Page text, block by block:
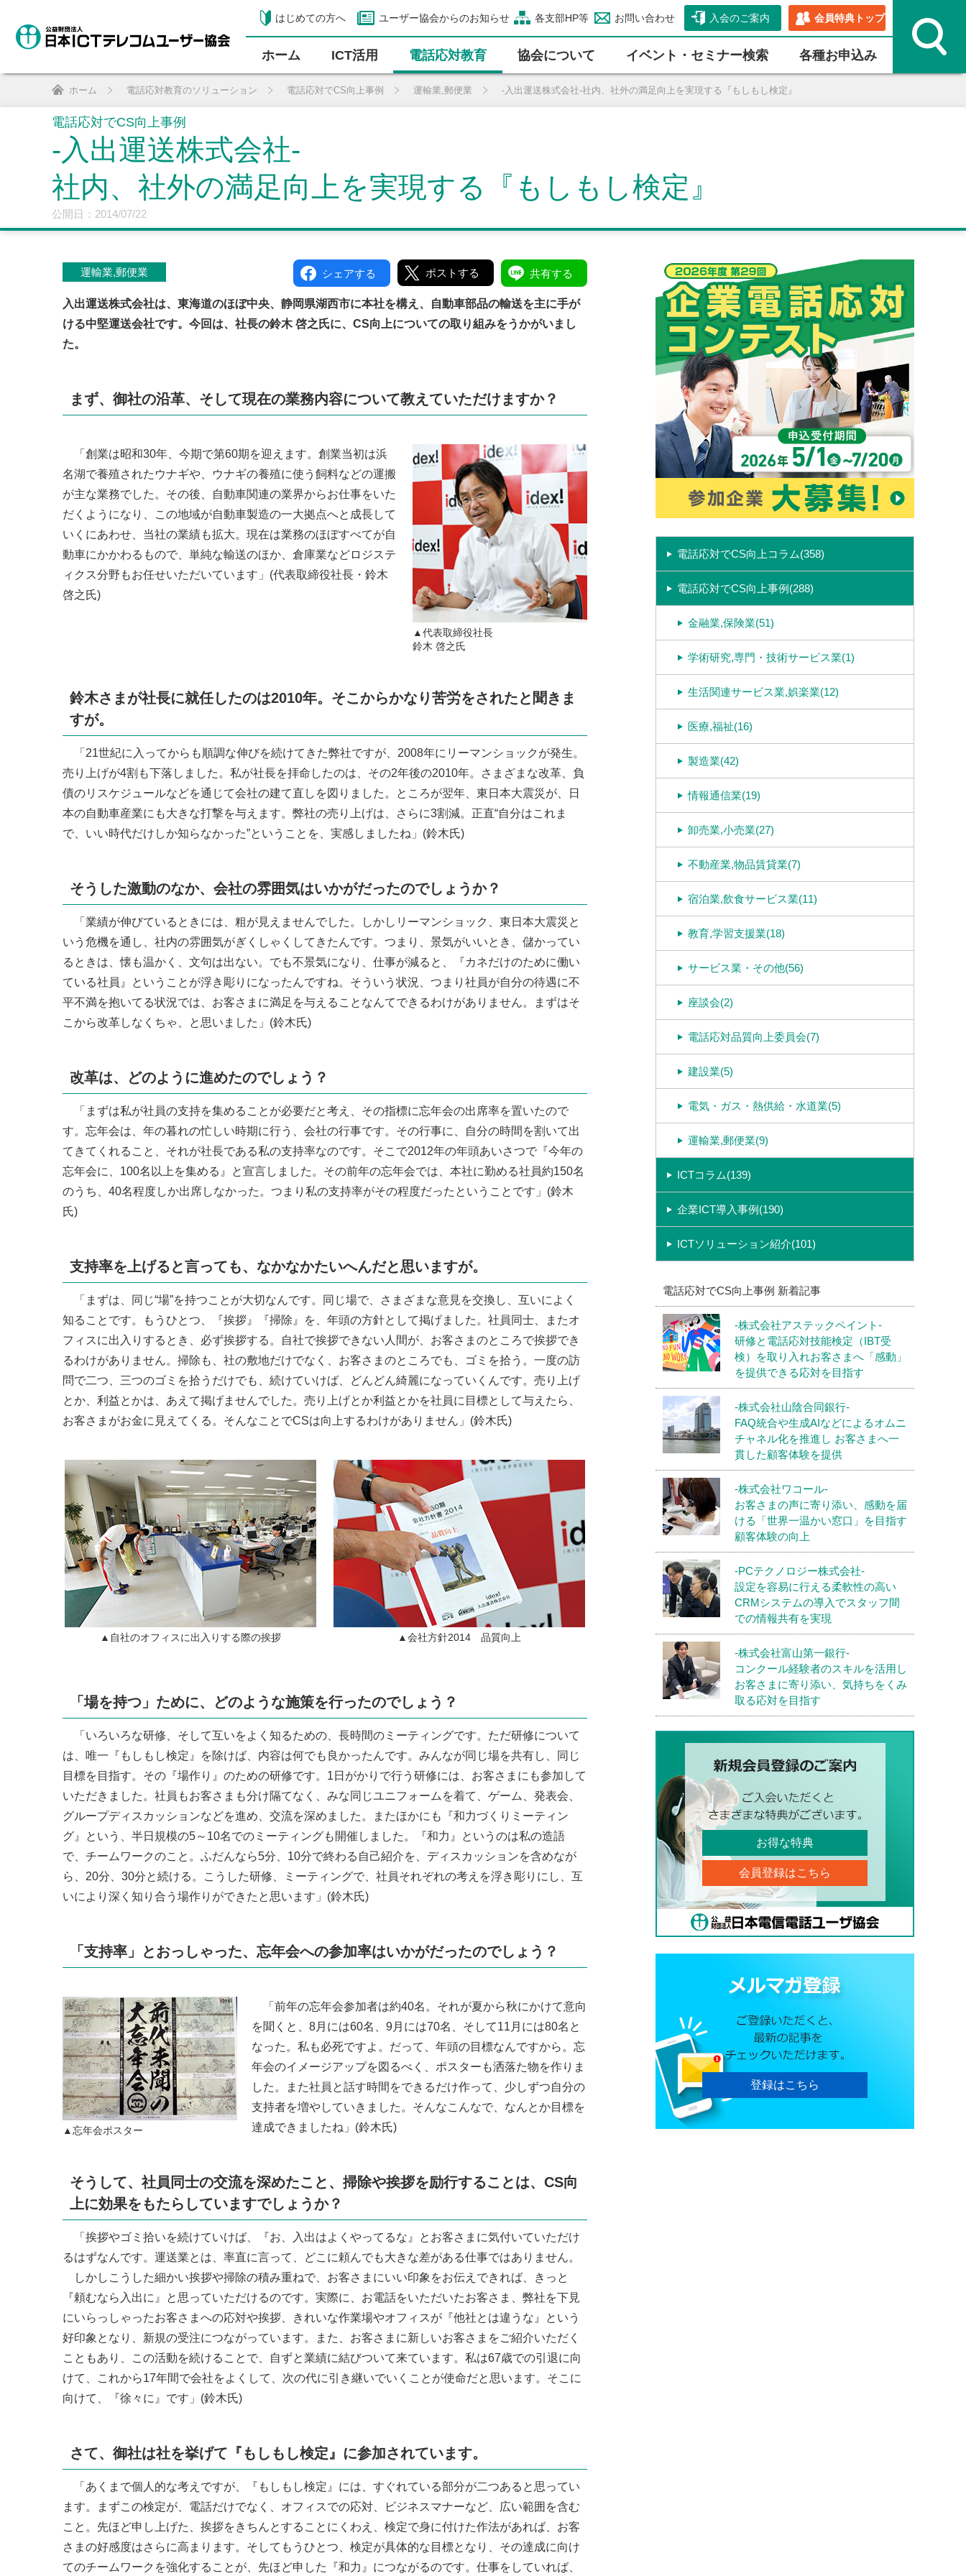
はじめての方へ ユーザー協会からのお知らせ 各支部HP等 お問い合わせ 入会のご案内 会員特典トップ
ホーム ICT活⽤ 電話応対教育 協会について イベント・セミナー検索 各種お申込み
ホーム 電話応対教育のソリューション 電話応対でCS向上事例 運輸業,郵便業 -入出運送株式会社-社内、社外の満足向上を実現する『もしもし検定』
電話応対でCS向上事例
-入出運送株式会社-
社内、社外の満足向上を実現する『もしもし検定』
公開日：2014/07/22
運輸業,郵便業 シェアする ポストする 共有する
入出運送株式会社は、東海道のほぼ中央、静岡県湖西市に本社を構え、自動車部品の輸送を主に手が
ける中堅運送会社です。今回は、社長の鈴木 啓之氏に、CS向上についての取り組みをうかがいまし
た。
まず、御社の沿革、そして現在の業務内容について教えていただけますか？
▲代表取締役社長
鈴木 啓之氏
「創業は昭和30年、今期で第60期を迎えます。創業当初は浜
名湖で養殖されたウナギや、ウナギの養殖に使う飼料などの運搬
が主な業務でした。その後、自動車関連の業界からお仕事をいた
だくようになり、この地域が自動車製造の一大拠点へと成長して
いくにあわせ、当社の業績も拡大。現在は業務のほぼすべてが自
動車にかかわるもので、単純な輸送のほか、倉庫業などロジステ
ィクス分野もお任せいただいています」(代表取締役社長・鈴木
啓之氏)
鈴木さまが社長に就任したのは2010年。そこからかなり苦労をされたと聞きま
すが。
「21世紀に入ってからも順調な伸びを続けてきた弊社ですが、2008年にリーマンショックが発生。
売り上げが4割も下落しました。私が社長を拝命したのは、その2年後の2010年。さまざまな改革、負
債のリスケジュールなどを通じて会社の建て直しを図りました。ところが翌年、東日本大震災が、日
本の自動車産業にも大きな打撃を与えます。弊社の売り上げは、さらに3割減。正直“自分はこれま
で、いい時代だけしか知らなかった”ということを、実感しましたね」(鈴木氏)
そうした激動のなか、会社の雰囲気はいかがだったのでしょうか？
「業績が伸びているときには、粗が見えませんでした。しかしリーマンショック、東日本大震災と
いう危機を通し、社内の雰囲気がぎくしゃくしてきたんです。つまり、景気がいいとき、儲かってい
るときは、懐も温かく、文句は出ない。でも不景気になり、仕事が減ると、『カネだけのために働い
ている社員』ということが浮き彫りになったんですね。そういう状況、つまり社員が自分の待遇に不
平不満を抱いてる状況では、お客さまに満足を与えることなんてできるわけがありません。まずはそ
こから改革しなくちゃ、と思いました」(鈴木氏)
改革は、どのように進めたのでしょう？
「まずは私が社員の支持を集めることが必要だと考え、その指標に忘年会の出席率を置いたので
す。忘年会は、年の暮れの忙しい時期に行う、会社の行事です。その行事に、自分の時間を割いて出
てきてくれること、それが社長である私の支持率なのです。そこで2012年の年頭あいさつで『今年の
忘年会に、100名以上を集める』と宣言しました。その前年の忘年会では、本社に勤める社員約150名
のうち、40名程度しか出席しなかった。つまり私の支持率がその程度だったということです」(鈴木
氏)
支持率を上げると言っても、なかなかたいへんだと思いますが。
「まずは、同じ“場”を持つことが大切なんです。同じ場で、さまざまな意見を交換し、互いによく
知ることです。もうひとつ、『挨拶』『掃除』を、年頭の方針として掲げました。社員同士、またオ
フィスに出入りするとき、必ず挨拶する。自社で挨拶できない人間が、お客さまのところで挨拶でき
るわけがありません。掃除も、社の敷地だけでなく、お客さまのところでも、ゴミを拾う。一度の訪
問で二つ、三つのゴミを拾うだけでも、続けていけば、どんどん綺麗になっていくんです。売り上げ
とか、利益とかは、あえて掲げませんでした。売り上げとか利益とかを社員に目標として与えたら、
お客さまがお金に見えてくる。そんなことでCSは向上するわけがありません」(鈴木氏)
▲自社のオフィスに出入りする際の挨拶 ▲会社方針2014 品質向上
「場を持つ」ために、どのような施策を行ったのでしょう？
「いろいろな研修、そして互いをよく知るための、長時間のミーティングです。ただ研修について
は、唯一『もしもし検定』を除けば、内容は何でも良かったんです。みんなが同じ場を共有し、同じ
目標を目指す。その『場作り』のための研修です。1日がかりで行う研修には、お客さまにも参加して
いただきました。社員もお客さまも分け隔てなく、みな同じユニフォームを着て、ゲーム、発表会、
グループディスカッションなどを進め、交流を深めました。またほかにも『和力づくりミーティン
グ』という、半日規模の5～10名でのミーティングも開催しました。『和力』というのは私の造語
で、チームワークのこと。ふだんなら5分、10分で終わる自己紹介を、ディスカッションを含めなが
ら、20分、30分と続ける。こうした研修、ミーティングで、社員それぞれの考えを浮き彫りにし、互
いにより深く知り合う場作りができたと思います」(鈴木氏)
「支持率」とおっしゃった、忘年会への参加率はいかがだったのでしょう？
▲忘年会ポスター
「前年の忘年会参加者は約40名。それが夏から秋にかけて意向
を聞くと、8月には60名、9月には70名、そして11月には80名と
なった。私も必死ですよ。だって、年頭の目標なんですから。忘
年会のイメージアップを図るべく、ポスターも洒落た物を作りま
した。また社員と話す時間をできるだけ作って、少しずつ自分の
支持者を増やしていきました。そんなこんなで、なんとか目標を
達成できましたね」(鈴木氏)
そうして、社員同士の交流を深めたこと、掃除や挨拶を励行することは、CS向
上に効果をもたらしていますでしょうか？
「挨拶やゴミ拾いを続けていけば、『お、入出はよくやってるな』とお客さまに気付いていただけ
るはずなんです。運送業とは、率直に言って、どこに頼んでも大きな差がある仕事ではありません。
しかしこうした細かい挨拶や掃除の積み重ねで、お客さまにいい印象をお伝えできれば、きっと
『頼むなら入出に』と思っていただけるのです。実際に、お電話をいただいたお客さま、弊社を下見
にいらっしゃったお客さまへの応対や挨拶、きれいな作業場やオフィスが『他社とは違うな』という
好印象となり、新規の受注につながっています。また、お客さまに新しいお客さまをご紹介いただく
こともあり、この活動を続けることで、自ずと業績に結びついて来ています。私は67歳での引退に向
けて、これから17年間で会社をよくして、次の代に引き継いでいくことが使命だと思います。そこに
向けて、『徐々に』です」(鈴木氏)
さて、御社は社を挙げて『もしもし検定』に参加されています。
「あくまで個人的な考えですが、『もしもし検定』には、すぐれている部分が二つあると思ってい
ます。まずこの検定が、電話だけでなく、オフィスでの応対、ビジネスマナーなど、広い範囲を含む
こと。先ほど申し上げた、挨拶をきちんとすることにくわえ、検定で身に付けた作法があれば、お客
さまの好感度はさらに高まります。そしてもうひとつ、検定が具体的な目標となり、その達成に向け
てのチームワークを強化することが、先ほど申した『和力』につながるのです。仕事をしていれば、
電話応対でCS向上コラム(358)
電話応対でCS向上事例(288)
金融業,保険業(51)
学術研究,専門・技術サービス業(1)
生活関連サービス業,娯楽業(12)
医療,福祉(16)
製造業(42)
情報通信業(19)
卸売業,小売業(27)
不動産業,物品賃貸業(7)
宿泊業,飲食サービス業(11)
教育,学習支援業(18)
サービス業・その他(56)
座談会(2)
電話応対品質向上委員会(7)
建設業(5)
電気・ガス・熱供給・水道業(5)
運輸業,郵便業(9)
ICTコラム(139)
企業ICT導入事例(190)
ICTソリューション紹介(101)
電話応対でCS向上事例 新着記事
-株式会社アステックペイント-
研修と電話応対技能検定（IBT受
検）を取り入れお客さまへ「感動」
を提供できる応対を目指す
-株式会社山陰合同銀行-
FAQ統合や生成AIなどによるオムニ
チャネル化を推進し お客さまへ一
貫した顧客体験を提供
-株式会社ワコール-
お客さまの声に寄り添い、感動を届
ける「世界一温かい窓口」を目指す
顧客体験の向上
-PCテクノロジー株式会社-
設定を容易に行える柔軟性の高い
CRMシステムの導入でスタッフ間
での情報共有を実現
-株式会社富山第一銀行-
コンクール経験者のスキルを活用し
お客さまに寄り添い、気持ちをくみ
取る応対を目指す
お得な特典
会員登録はこちら
登録はこちら